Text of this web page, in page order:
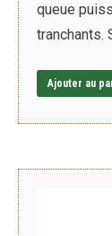
queue
tranchants.
Ajouter au